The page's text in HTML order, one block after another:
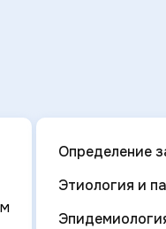
Определение
Этиология и